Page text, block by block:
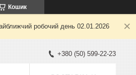
Кошик
робочий день 02.01.2026
+380 (50) 599-22-23